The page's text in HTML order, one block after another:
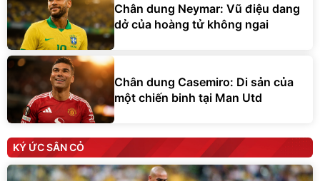
Chân dung Neymar: Vũ điệu dang
dở của hoàng tử không ngai
Chân dung Casemiro: Di sản của
một chiến binh tại Man Utd
KÝ ỨC SÂN CỎ